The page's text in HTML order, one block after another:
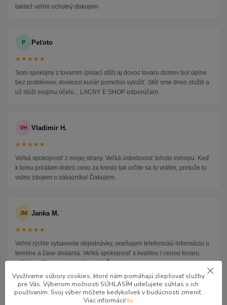
taktiež veľmi ochotný ďakujem
P Peťoto
★★★★★
Som spokojný z tovarom (písací stôl) aj dovoz tovaru domov bol úplne
bez problémov, doviezol kuriér pomohol vyložiť. Stôl sme dnes zložili a
už slúži svojmu účelu... LACNY E SHOP odporúčam
VH Vladimir H.
★★★★★
Veľká spokojnosť z mojej strany. Veľká ústretovosť tohoto eshopu. Keď
k tomu prirátam dobrú cenu za kreslo tak určite sa tu vrátim, pretože tu
vidno záujem o zákazníka! Ďakujem.
JM Janka M.
★★★★★
Veľmi rýchle vybavenie objednávky, oceňujem telefonickú informáciu o
termíne a čase dodania. Veľká spokojnosť s kvalitou i cenou tovaru,
určite využijeme aj v budúcnosti. Ďakujeme.
Využívame súbory cookies, ktoré nám pomáhajú zlepšovať služby
pre Vás. Výberom možnosti SÚHLASÍM udeľujete súhlas s ich
používaním. Svoj výber môžete kedykoľvek v budúcnosti zmeniť.
Viac informáciítu